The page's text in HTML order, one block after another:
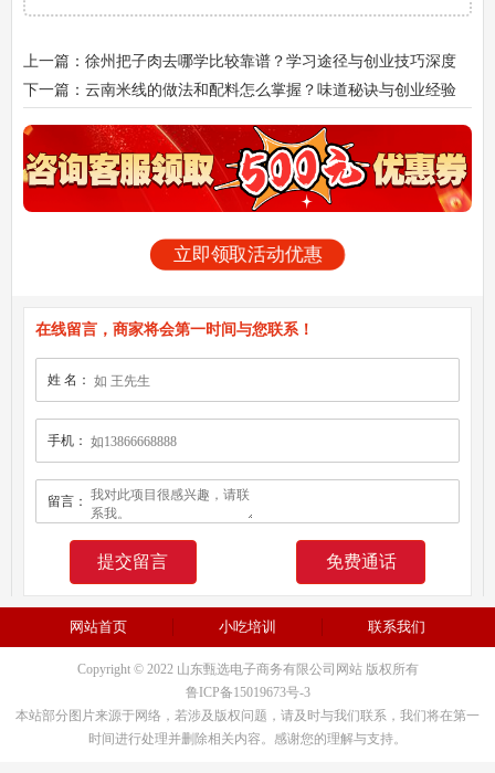
上一篇：徐州把子肉去哪学比较靠谱？学习途径与创业技巧深度
分享！
下一篇：云南米线的做法和配料怎么掌握？味道秘诀与创业经验
立即领取活动优惠
在线留言，商家将会第一时间与您联系！
姓 名：
手机：
留言：
免费通话
网站首页 小吃培训 联系我们
Copyright © 2022 山东甄选电子商务有限公司网站 版权所有
鲁ICP备15019673号-3
本站部分图片来源于网络，若涉及版权问题，请及时与我们联系，我们将在第一
时间进行处理并删除相关内容。感谢您的理解与支持。